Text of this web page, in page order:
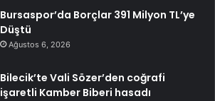
Bursaspor’da Borçlar 391 Milyon TL’ye
Düştü
Ağustos 6, 2026
Bilecik’te Vali Sözer’den coğrafi
işaretli Kamber Biberi hasadı